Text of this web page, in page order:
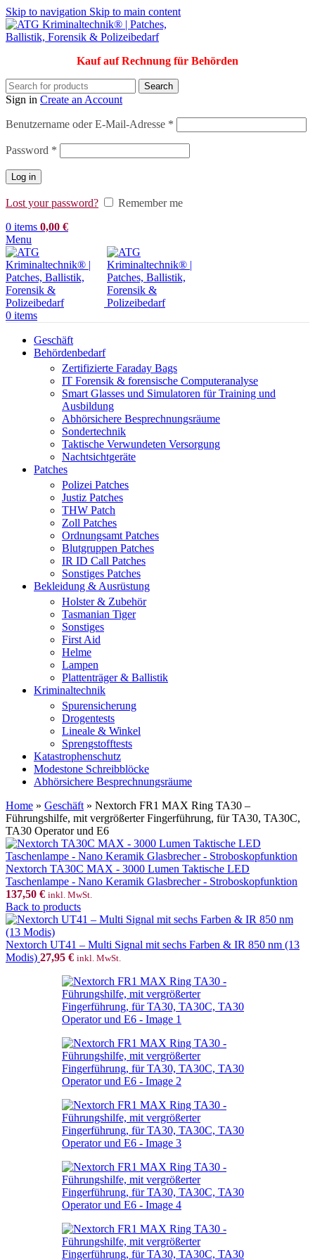
Skip to navigation Skip to main content
Kauf auf Rechnung für Behörden
Search
Sign in Create an Account
Benutzername oder E-Mail-Adresse *
Password *
Log in
Lost your password?
Remember me
0 items 0,00 €
Menu
0 items
Geschäft
Behördenbedarf
Zertifizierte Faraday Bags
IT Forensik & forensische Computeranalyse
Smart Glasses und Simulatoren für Training und
Ausbildung
Abhörsichere Besprechnungsräume
Sondertechnik
Taktische Verwundeten Versorgung
Nachtsichtgeräte
Patches
Polizei Patches
Justiz Patches
THW Patch
Zoll Patches
Ordnungsamt Patches
Blutgruppen Patches
IR ID Call Patches
Sonstiges Patches
Bekleidung & Ausrüstung
Holster & Zubehör
Tasmanian Tiger
Sonstiges
First Aid
Helme
Lampen
Plattenträger & Ballistik
Kriminaltechnik
Spurensicherung
Drogentests
Lineale & Winkel
Sprengstofftests
Katastrophenschutz
Modestone Schreibblöcke
Abhörsichere Besprechnungsräume
Home » Geschäft » Nextorch FR1 MAX Ring TA30 –
Führungshilfe, mit vergrößerter Fingerführung, für TA30, TA30C,
TA30 Operator und E6
Nextorch TA30C MAX - 3000 Lumen Taktische LED
Taschenlampe - Nano Keramik Glasbrecher - Stroboskopfunktion
137,50 € inkl. MwSt.
Back to products
Nextorch UT41 – Multi Signal mit sechs Farben & IR 850 nm (13
Modis) 27,95 € inkl. MwSt.